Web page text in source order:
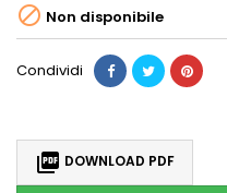
 Non disponibile
Condividi
 DOWNLOAD PDF